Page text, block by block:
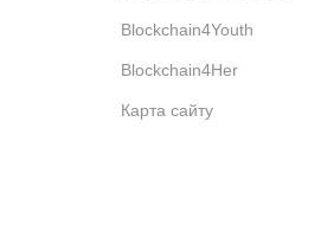
Blockchain4Youth
Blockchain4Her
Карта сайту